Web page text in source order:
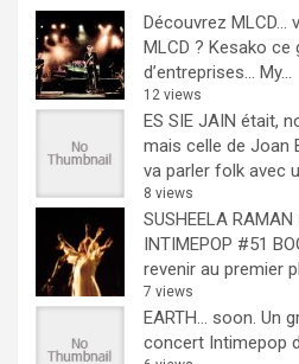
Découvrez MLCD…
MLCD ? Kesako ce
d’entreprises… My...
12 views
ES SIE JAIN était,
mais celle de Joan
va parler folk avec
8 views
SUSHEELA
INTIMEPOP #51
revenir au premier
7 views
EARTH… soon. Un
concert Intimepop